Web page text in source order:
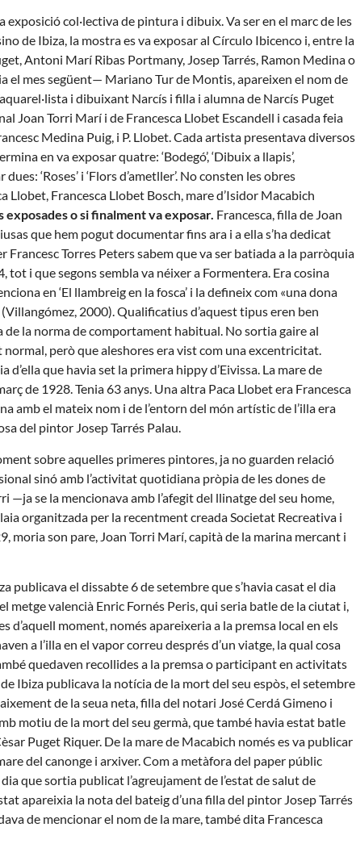
col·lectiva de pintura i dibuix. Va ser en el marc de les
de Ibiza, la mostra es va exposar al Círculo Ibicenco i, entre la
Antoni Marí Ribas Portmany, Josep Tarrés, Ramon Medina o
el mes següent— Mariano Tur de Montis, apareixen el nom de
i dibuixant Narcís i filla i alumna de Narcís Puget
Joan Torri Marí i de Francesca Llobet Escandell i casada feia
Medina Puig, i P. Llobet. Cada artista presentava diversos
en va exposar quatre: ‘Bodegó’, ‘Dibuix a llapis’,
‘Roses’ i ‘Flors d’ametller’. No consten les obres
Llobet, Francesca Llobet Bosch, mare d’Isidor Macabich
exposades o si finalment va exposar. Francesca, filla de Joan
que hem pogut documentar fins ara i a ella s’ha dedicat
Francesc Torres Peters sabem que va ser batiada a la parròquia
tot i que segons sembla va néixer a Formentera. Era cosina
en ‘El llambreig en la fosca’ i la defineix com «una dona
2000). Qualificatius d’aquest tipus eren ben
la norma de comportament habitual. No sortia gaire al
però que aleshores era vist com una excentricitat.
que havia set la primera hippy d’Eivissa. La mare de
de 1928. Tenia 63 anys. Una altra Paca Llobet era Francesca
amb el mateix nom i de l’entorn del món artístic de l’illa era
del pintor Josep Tarrés Palau.
sobre aquelles primeres pintores, ja no guarden relació
sinó amb l’activitat quotidiana pròpia de les dones de
—ja se la mencionava amb l’afegit del llinatge del seu home,
organitzada per la recentment creada Societat Recreativa i
moria son pare, Joan Torri Marí, capità de la marina mercant i
publicava el dissabte 6 de setembre que s’havia casat el dia
metge valencià Enric Fornés Peris, qui seria batle de la ciutat i,
moment, només apareixeria a la premsa local en els
a l’illa en el vapor correu després d’un viatge, la qual cosa
quedaven recollides a la premsa o participant en activitats
Ibiza publicava la notícia de la mort del seu espòs, el setembre
de la seua neta, filla del notari José Cerdá Gimeno i
motiu de la mort del seu germà, que també havia estat batle
Puget Riquer. De la mare de Macabich només es va publicar
del canonge i arxiver. Com a metàfora del paper públic
que sortia publicat l’agreujament de l’estat de salut de
apareixia la nota del bateig d’una filla del pintor Josep Tarrés
de mencionar el nom de la mare, també dita Francesca